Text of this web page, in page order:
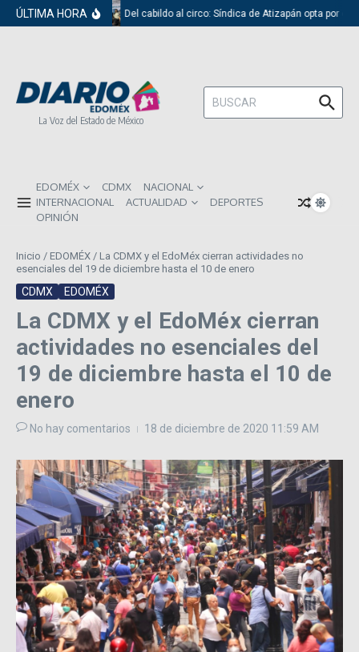
Saltar al contenido
ÚLTIMA HORA Del cabildo al circo: Síndica de Atizapán opta por el
La Voz del Estado de México
Buscar:
EDOMÉX CDMX
NACIONAL
INTERNACIONAL
ACTUALIDAD
DEPORTES
OPINIÓN
Inicio / EDOMÉX / La CDMX y el EdoMéx cierran actividades no
esenciales del 19 de diciembre hasta el 10 de enero
CDMX EDOMÉX
La CDMX y el EdoMéx cierran
actividades no esenciales del
19 de diciembre hasta el 10 de
enero
No hay comentarios 18 de diciembre de 2020 11:59 AM